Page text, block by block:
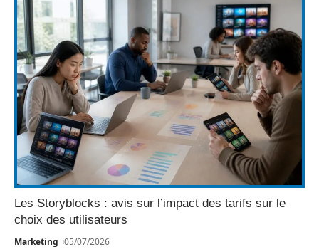
Les Storyblocks : avis sur l’impact des tarifs sur le
choix des utilisateurs
Marketing 05/07/2026